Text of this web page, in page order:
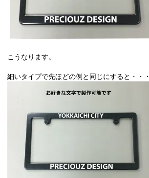
こうなります。
細いタイプで先ほどの例と同じにすると・・・